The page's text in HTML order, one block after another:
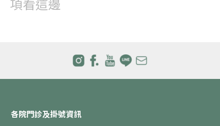
項看這邊
各院門診及掛號資訊